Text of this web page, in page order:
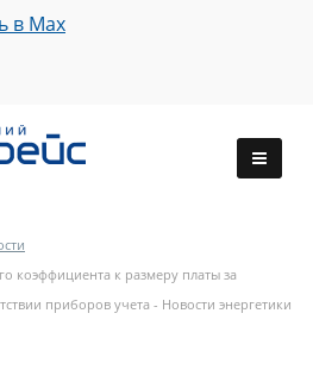
в Max
к размеру платы за
приборов учета - Новости энергетики